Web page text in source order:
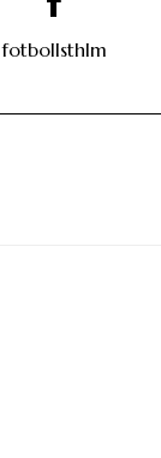
fotbollsthlm